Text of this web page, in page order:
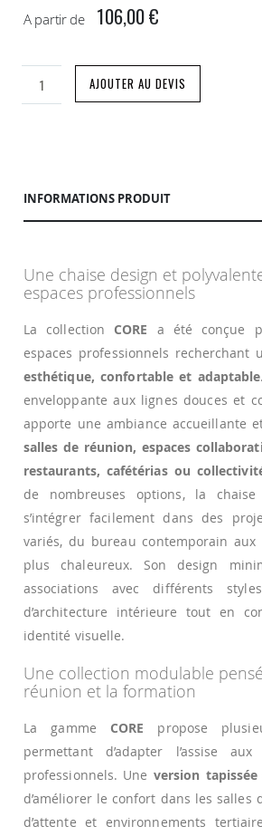
A partir de 106,00 €
AJOUTER AU DEVIS
INFORMATIONS PRODUIT
Une chaise design et
espaces professionnels
La collection CORE a été conçue
espaces professionnels recherchant
esthétique, confortable et adaptable
enveloppante aux lignes douces et
apporte une ambiance accueillante
salles de réunion, espaces
restaurants, cafétérias ou
de nombreuses options, la
s’intégrer facilement dans des
variés, du bureau contemporain aux
plus chaleureux. Son design
associations avec différents
d’architecture intérieure tout en
identité visuelle.
Une collection modulable
réunion et la formation
La gamme CORE propose
permettant d’adapter l’assise
professionnels. Une version tapissée
d’améliorer le confort dans les salles
d’attente et environnements